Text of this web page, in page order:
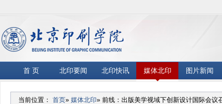
首 页 北印要闻 北印快讯 媒体北印 图片新闻
当前位置： 首页» 媒体北印» 前线：出版美学视域下创新设计国际会议